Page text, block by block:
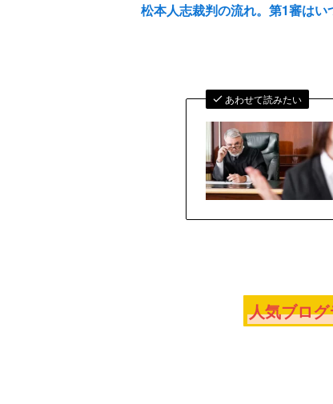
松本人志裁判の流れ。第1審は
あわせて読みたい
人気ブロ